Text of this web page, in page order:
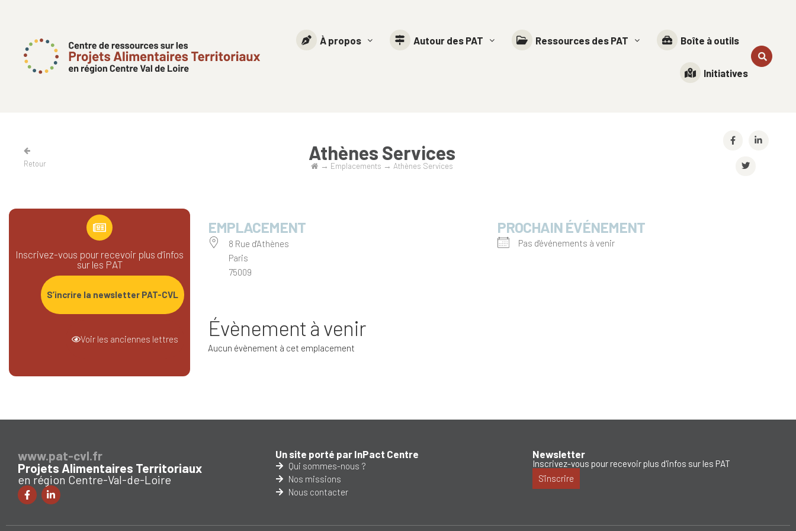
À propos Autour des PAT Ressources des PAT Boîte à outils
Initiatives
Retour Athènes Services
→ Emplacements → Athènes Services
EMPLACEMENT
8 Rue d'Athènes
Paris
75009
PROCHAIN ÉVÉNEMENT
Pas d'événements à venir
Évènement à venir
Aucun évènement à cet emplacement
Inscrivez-vous pour recevoir plus d’infos
sur les PAT
S’incrire la newsletter PAT-CVL
Voir les anciennes lettres
www.pat-cvl.fr
Projets Alimentaires Territoriaux
en région Centre-Val-de-Loire
Un site porté par InPact Centre
Qui sommes-nous ?
Nos missions
Nous contacter
Newsletter
Inscrivez-vous pour recevoir plus d'infos sur les PAT
S'inscrire